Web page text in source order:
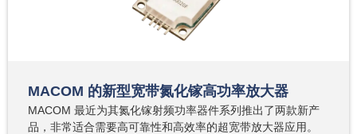
MACOM 的新型宽带氮化镓高功率放大器
MACOM 最近为其氮化镓射频功率器件系列推出了两款新产
品，非常适合需要高可靠性和高效率的超宽带放大器应用。